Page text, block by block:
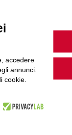
accedere
annunci.
cookie.